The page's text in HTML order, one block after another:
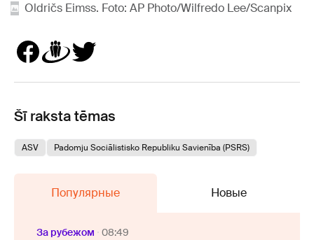
Oldričs Eimss. Foto: AP Photo/Wilfredo Lee/Scanpix
Šī raksta tēmas
ASV Padomju Sociālistisko Republiku Savienība (PSRS)
Популярные Новые
За рубежом 08:49